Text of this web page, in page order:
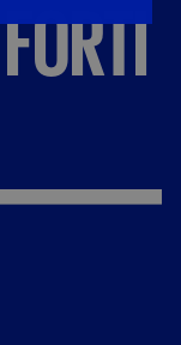
FORTI